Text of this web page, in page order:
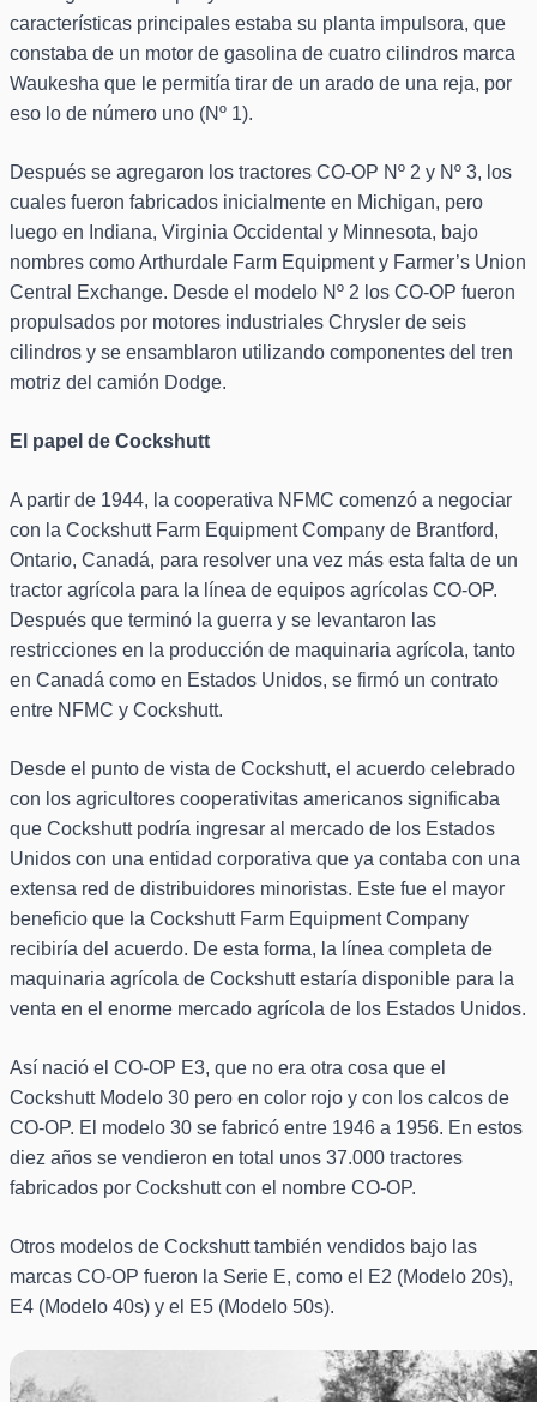
características principales estaba su planta impulsora, que
constaba de un motor de gasolina de cuatro cilindros marca
Waukesha que le permitía tirar de un arado de una reja, por
eso lo de número uno (Nº 1).
Después se agregaron los tractores CO-OP Nº 2 y Nº 3, los
cuales fueron fabricados inicialmente en Michigan, pero
luego en Indiana, Virginia Occidental y Minnesota, bajo
nombres como Arthurdale Farm Equipment y Farmer’s Union
Central Exchange. Desde el modelo Nº 2 los CO-OP fueron
propulsados por motores industriales Chrysler de seis
cilindros y se ensamblaron utilizando componentes del tren
motriz del camión Dodge.
El papel de Cockshutt
A partir de 1944, la cooperativa NFMC comenzó a negociar
con la Cockshutt Farm Equipment Company de Brantford,
Ontario, Canadá, para resolver una vez más esta falta de un
tractor agrícola para la línea de equipos agrícolas CO-OP.
Después que terminó la guerra y se levantaron las
restricciones en la producción de maquinaria agrícola, tanto
en Canadá como en Estados Unidos, se firmó un contrato
entre NFMC y Cockshutt.
Desde el punto de vista de Cockshutt, el acuerdo celebrado
con los agricultores cooperativitas americanos significaba
que Cockshutt podría ingresar al mercado de los Estados
Unidos con una entidad corporativa que ya contaba con una
extensa red de distribuidores minoristas. Este fue el mayor
beneficio que la Cockshutt Farm Equipment Company
recibiría del acuerdo. De esta forma, la línea completa de
maquinaria agrícola de Cockshutt estaría disponible para la
venta en el enorme mercado agrícola de los Estados Unidos.
Así nació el CO-OP E3, que no era otra cosa que el
Cockshutt Modelo 30 pero en color rojo y con los calcos de
CO-OP. El modelo 30 se fabricó entre 1946 a 1956. En estos
diez años se vendieron en total unos 37.000 tractores
fabricados por Cockshutt con el nombre CO-OP.
Otros modelos de Cockshutt también vendidos bajo las
marcas CO-OP fueron la Serie E, como el E2 (Modelo 20s),
E4 (Modelo 40s) y el E5 (Modelo 50s).